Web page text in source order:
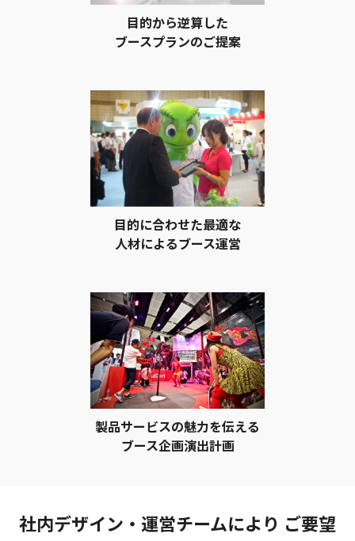
目的から逆算した
ブースプランのご提案
目的に合わせた最適な
人材によるブース運営
製品サービスの魅力を伝える
ブース企画演出計画
社内デザイン・運営チームにより ご要望